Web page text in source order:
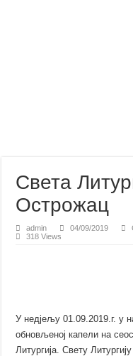
Света
Острожац
admin 04/09/2019
318 Views
У недјељу 01.09.2019.г. у
обновљеној капели на
Литургија. Свету